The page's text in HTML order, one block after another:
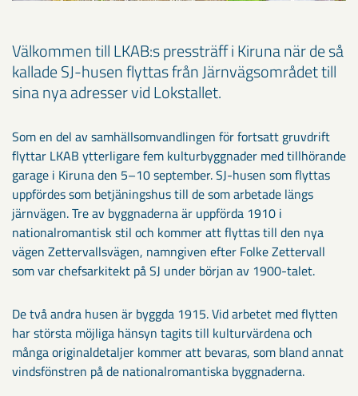
Välkommen till LKAB:s pressträff i Kiruna när de så
kallade SJ-husen flyttas från Järnvägsområdet till
sina nya adresser vid Lokstallet.
Som en del av samhällsomvandlingen för fortsatt gruvdrift
flyttar LKAB ytterligare fem kulturbyggnader med tillhörande
garage i Kiruna den 5–10 september. SJ-husen som flyttas
uppfördes som betjäningshus till de som arbetade längs
järnvägen. Tre av byggnaderna är uppförda 1910 i
nationalromantisk stil och kommer att flyttas till den nya
vägen Zettervallsvägen, namngiven efter Folke Zettervall
som var chefsarkitekt på SJ under början av 1900-talet.
De två andra husen är byggda 1915. Vid arbetet med flytten
har största möjliga hänsyn tagits till kulturvärdena och
många originaldetaljer kommer att bevaras, som bland annat
vindsfönstren på de nationalromantiska byggnaderna.